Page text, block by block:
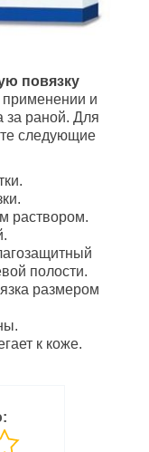
повязку
применении и
за раной. Для
следующие
раствором.
полости.
размером
к коже.